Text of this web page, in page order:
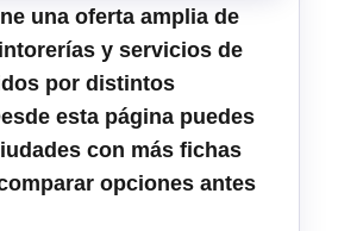
una oferta amplia de
y servicios de
por distintos
esta página puedes
con más fichas
opciones antes